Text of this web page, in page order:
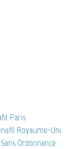
Paris
Royaume-Uni
Ordonnance